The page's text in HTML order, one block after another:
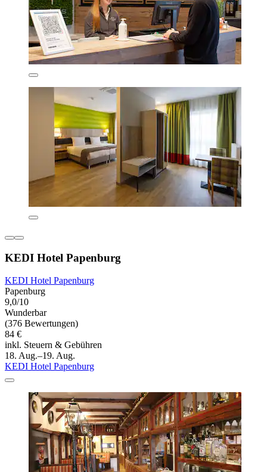
KEDI Hotel Papenburg
KEDI Hotel Papenburg
Papenburg
9,0/10
Wunderbar
(376 Bewertungen)
84 €
inkl. Steuern & Gebühren
18. Aug.–19. Aug.
KEDI Hotel Papenburg